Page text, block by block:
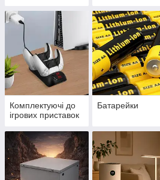
Комплектуючі до
ігрових приставок
Батарейки